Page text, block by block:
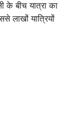
के बीच यात्रा का
लाखों यात्रियों